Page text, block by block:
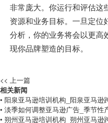
非常庞大。你运行和评估这
资源和业务目标。一旦定位
分析，你的业务将会以更高
现你品牌塑造的目标。
<< 上一篇
相关新闻
• 阳泉亚马逊培训机构_阳泉亚马逊
• 淡季如何调整亚马逊广告_季节
• 朔州亚马逊培训机构_朔州亚马逊